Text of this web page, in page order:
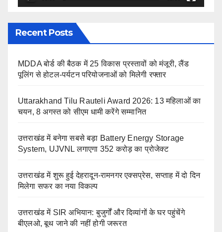
Recent Posts
MDDA बोर्ड की बैठक में 25 विकास प्रस्तावों को मंजूरी, लैंड
पूलिंग से होटल-पर्यटन परियोजनाओं को मिलेगी रफ्तार
Uttarakhand Tilu Rauteli Award 2026: 13 महिलाओं का
चयन, 8 अगस्त को सीएम धामी करेंगे सम्मानित
उत्तराखंड में बनेगा सबसे बड़ा Battery Energy Storage
System, UJVNL लगाएगा 352 करोड़ का प्रोजेक्ट
उत्तराखंड में शुरू हुई देहरादून-रामनगर एक्सप्रेस, सप्ताह में दो दिन
मिलेगा सफर का नया विकल्प
उत्तराखंड में SIR अभियान: बुजुर्गों और दिव्यांगों के घर पहुंचेंगे
बीएलओ, बूथ जाने की नहीं होगी जरूरत